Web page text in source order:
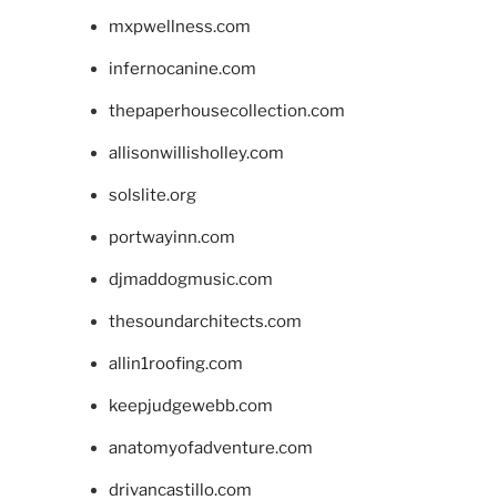
mxpwellness.com
infernocanine.com
thepaperhousecollection.com
allisonwillisholley.com
solslite.org
portwayinn.com
djmaddogmusic.com
thesoundarchitects.com
allin1roofing.com
keepjudgewebb.com
anatomyofadventure.com
drivancastillo.com